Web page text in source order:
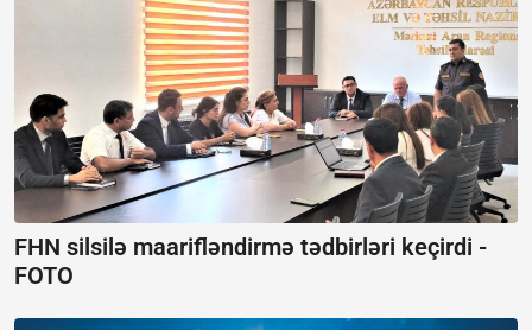
FHN silsilə maarifləndirmə tədbirləri keçirdi -
FOTO